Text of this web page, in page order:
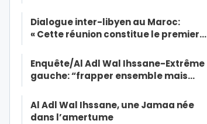
Dialogue inter-libyen au Maroc:
« Cette réunion constitue le premier…
Enquête/Al Adl Wal Ihssane-Extrême
gauche: “frapper ensemble mais…
Al Adl Wal Ihssane, une Jamaa née
dans l’amertume